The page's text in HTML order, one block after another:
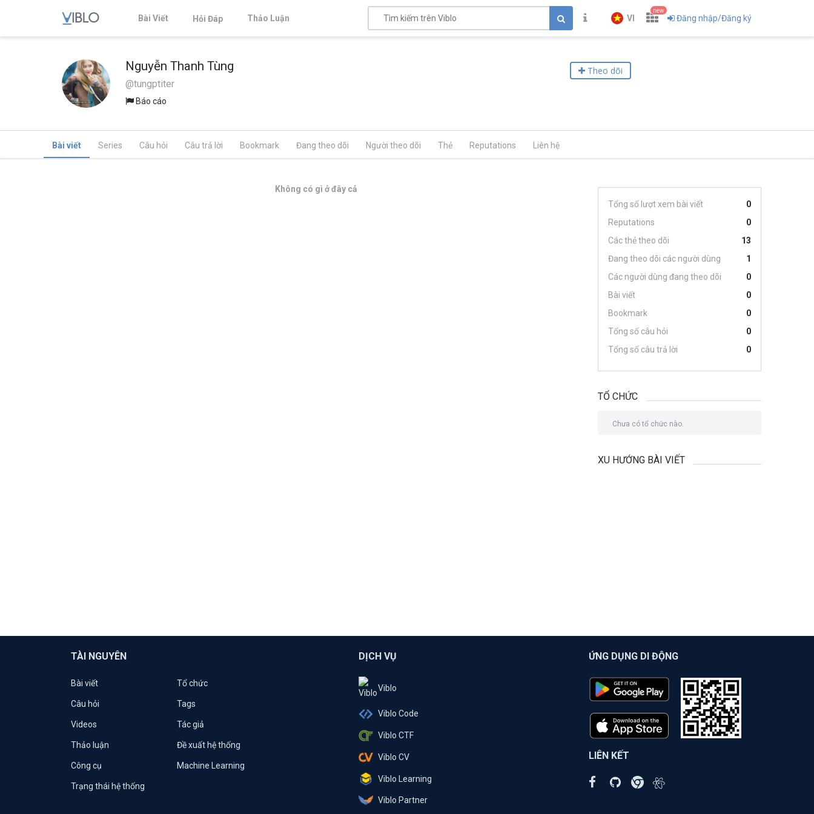
Bài Viết Hỏi Đáp Thảo Luận VI
new
Đăng nhập/Đăng ký
Nguyễn Thanh Tùng
@tungptiter
Báo cáo
Theo dõi
Bài viết Series Câu hỏi Câu trả lời Bookmark Đang theo dõi Người theo dõi Thẻ Reputations Liên hệ
Không có gì ở đây cả
Tổng số lượt xem bài viết
0
Reputations
0
Các thẻ theo dõi
13
Đang theo dõi các người dùng
1
Các người dùng đang theo dõi
0
Bài viết
0
Bookmark
0
Tổng số câu hỏi
0
Tổng số câu trả lời
0
TỔ CHỨC
Chưa có tổ chức nào.
XU HƯỚNG BÀI VIẾT
TÀI NGUYÊN
Bài viết Tổ chức
Câu hỏi Tags
Videos Tác giả
Thảo luận Đề xuất hệ thống
Công cụ Machine Learning
Trạng thái hệ thống
DỊCH VỤ
Viblo
Viblo Code
Viblo CTF
Viblo CV
Viblo Learning
Viblo Partner
ỨNG DỤNG DI ĐỘNG
LIÊN KẾT